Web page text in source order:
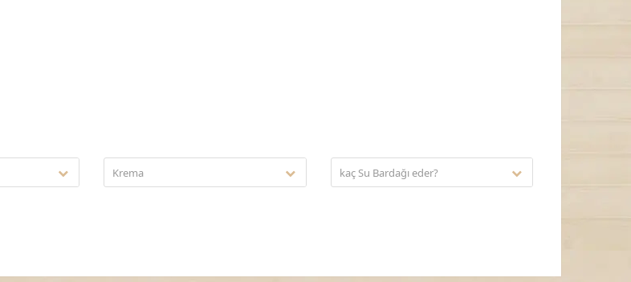
Krema kaç Su Bardağı eder?